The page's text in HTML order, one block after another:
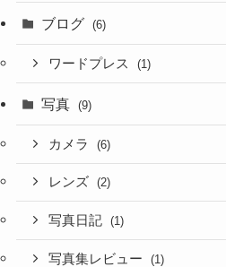
ブログ (6)
ワードプレス (1)
写真 (9)
カメラ (6)
レンズ (2)
写真日記 (1)
写真集レビュー (1)